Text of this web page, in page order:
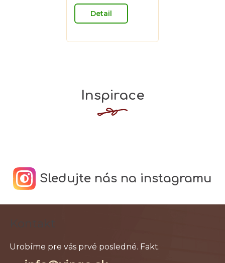
zcena:Detail
Inspirace
Sledujte nás na instagramu